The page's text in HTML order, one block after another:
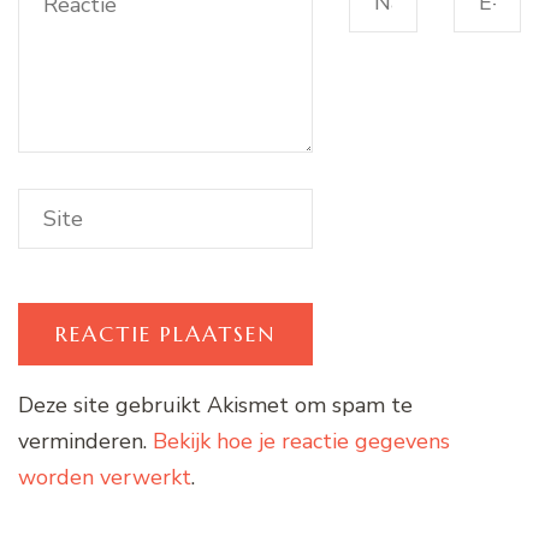
Deze site gebruikt Akismet om spam te
verminderen. Bekijk hoe je reactie gegevens
worden verwerkt.